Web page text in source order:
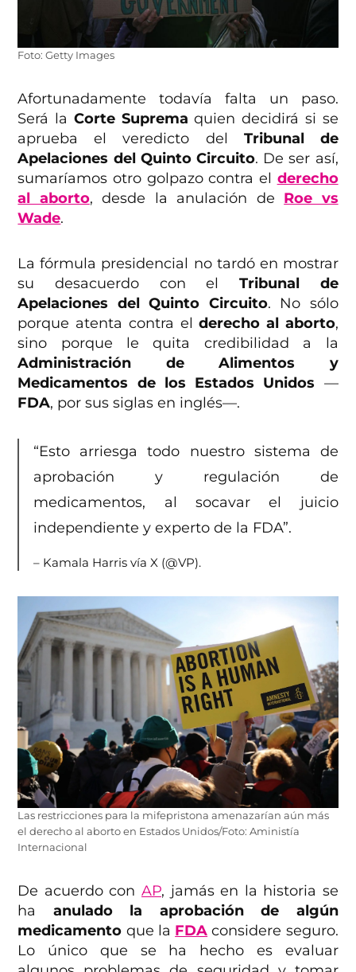
Foto: Getty Images
Afortunadamente todavía falta un paso.
Será la Corte Suprema quien decidirá si se
aprueba el veredicto del Tribunal de
Apelaciones del Quinto Circuito. De ser así,
sumaríamos otro golpazo contra el derecho
al aborto, desde la anulación de Roe vs
Wade.
La fórmula presidencial no tardó en mostrar
su desacuerdo con el Tribunal de
Apelaciones del Quinto Circuito. No sólo
porque atenta contra elderecho al aborto,
sino porque le quita credibilidad a la
Administración de Alimentos y
Medicamentos de los Estados Unidos —
FDA, por sus siglas en inglés—.
“Esto arriesga todo nuestro sistema de
aprobación y regulación de
medicamentos, al socavar el juicio
independiente y experto de la FDA”.
– Kamala Harris vía X (@VP).
Las restricciones para la mifepristona amenazarían aún más
el derecho al aborto en Estados Unidos/Foto: Aministía
Internacional
De acuerdo con AP, jamás en la historia se
ha anulado la aprobación de algún
medicamento que la FDA considere seguro.
Lo único que se ha hecho es evaluar